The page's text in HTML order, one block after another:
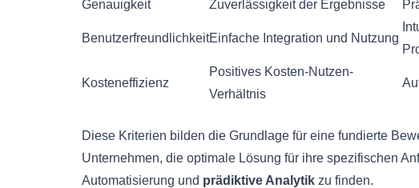
Genauigkeit
Zuverlässigkeit der Ergebnisse
BenutzerfreundlichkeitEinfache Integration und Nutzung
Kosteneffizienz
Positives Kosten-Nutzen-
Verhältnis
Diese Kriterien bilden die Grundlage für eine fundierte
Unternehmen, die optimale Lösung für ihre spezifischen
Automatisierung und prädiktive Analytik zu finden.